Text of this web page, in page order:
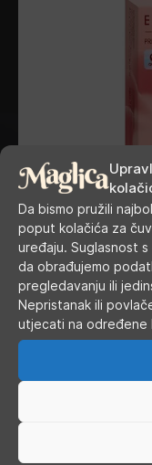
Da bismo pružili
poput kolačića za
uređaju. Suglasnost
da obrađujemo
pregledavanju ili
Nepristanak ili
utjecati na određene
Elf Bar ELFA Pro